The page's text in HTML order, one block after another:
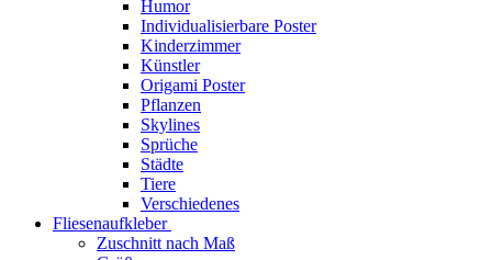
Humor
Individualisierbare Poster
Kinderzimmer
Künstler
Origami Poster
Pflanzen
Skylines
Sprüche
Städte
Tiere
Verschiedenes
Fliesenaufkleber
Zuschnitt nach Maß